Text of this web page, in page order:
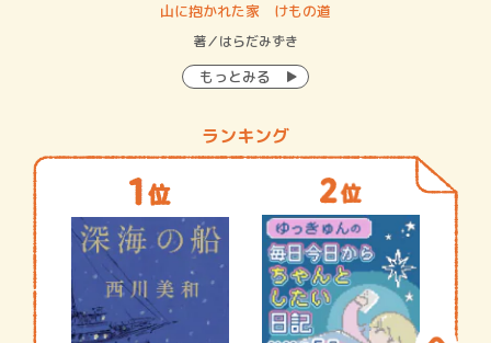
山に抱かれた家 けもの道
著／はらだみずき
もっとみる
ランキング